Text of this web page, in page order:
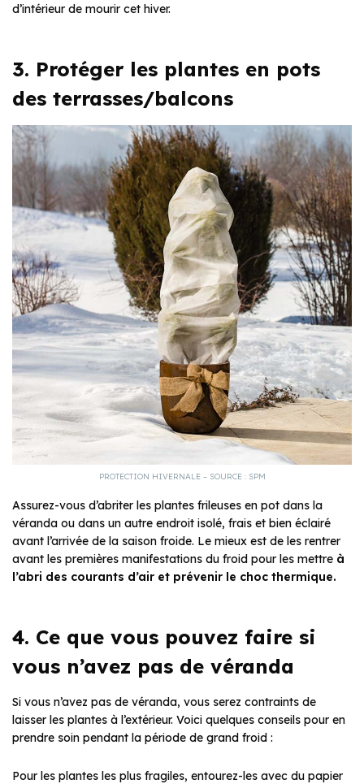
d’intérieur de mourir cet hiver.
3. Protéger les plantes en pots
des terrasses/balcons
PROTECTION HIVERNALE – SOURCE : SPM
Assurez-vous d’abriter les plantes frileuses en pot dans la
véranda ou dans un autre endroit isolé, frais et bien éclairé
avant l’arrivée de la saison froide. Le mieux est de les rentrer
avant les premières manifestations du froid pour les mettre à
l’abri des courants d’air et prévenir le choc thermique.
4. Ce que vous pouvez faire si
vous n’avez pas de véranda
Si vous n’avez pas de véranda, vous serez contraints de
laisser les plantes à l’extérieur. Voici quelques conseils pour en
prendre soin pendant la période de grand froid :
Pour les plantes les plus fragiles, entourez-les avec du papier